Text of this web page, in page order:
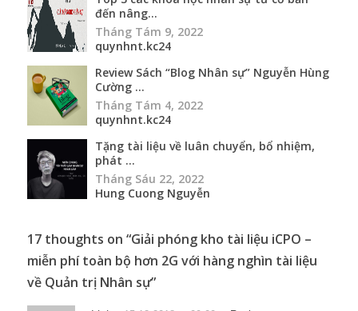
đến nâng...
Tháng Tám 9, 2022
quynhnt.kc24
Review Sách “Blog Nhân sự” Nguyễn Hùng
Cường ...
Tháng Tám 4, 2022
quynhnt.kc24
Tặng tài liệu về luân chuyển, bổ nhiệm,
phát ...
Tháng Sáu 22, 2022
Hung Cuong Nguyễn
17 thoughts on “Giải phóng kho tài liệu iCPO –
miễn phí toàn bộ hơn 2G với hàng nghìn tài liệu
về Quản trị Nhân sự”